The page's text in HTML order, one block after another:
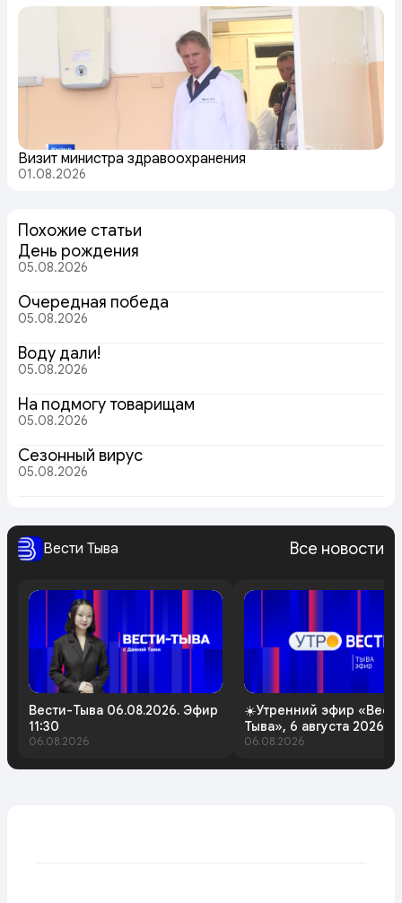
Визит министра здравоохранения
01.08.2026
Похожие статьи
День рождения
05.08.2026
Очередная победа
05.08.2026
Воду дали!
05.08.2026
На подмогу товарищам
05.08.2026
Сезонный вирус
05.08.2026
Вести Тыва Все новости
Вести-Тыва 06.08.2026. Эфир
11:30
06.08.2026
☀️Утренний эфир
Тыва», 6 августа 2026
06.08.2026